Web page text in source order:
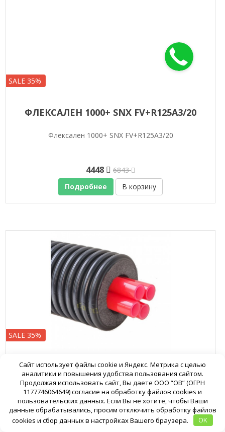
SALE 35%
ФЛЕКСАЛЕН 1000+ SNX FV+R125A3/20
Флексален 1000+ SNX FV+R125A3/20
4448
6843
Подробнее
В корзину
SALE 35%
ФЛЕКСАЛЕН 1000+ SNX FV+R200H63H40
Флексален 1000+ SNX FV+R200H63H40
9042 15070
Сайт использует файлы cookie и Яндекс. Метрика с целью
аналитики и повышения удобства пользования сайтом.
Продолжая использовать сайт, Вы даете ООО “ОВ” (ОГРН
1177746064649) согласие на обработку файлов cookies и
пользовательских данных. Если Вы не хотите, чтобы Ваши
данные обрабатывались, просим отключить обработку файлов
cookies и сбор данных в настройках Вашего браузера.
OK